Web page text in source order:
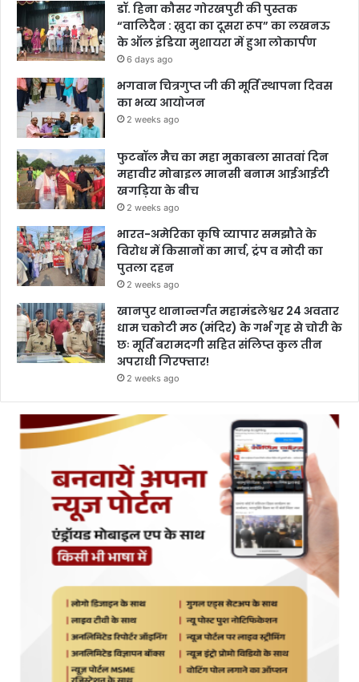
डॉ. हिना कौसर गोरखपुरी की पुस्तक
“वालिदैन : ख़ुदा का दूसरा रूप” का लखनऊ
के ऑल इंडिया मुशायरा में हुआ लोकार्पण
6 days ago
भगवान चित्रगुप्त जी की मूर्ति स्थापना दिवस
का भव्य आयोजन
2 weeks ago
फुटबॉल मैच का महा मुकाबला सातवां दिन
महावीर मोबाइल मानसी बनाम आईआईटी
खगड़िया के बीच
2 weeks ago
भारत-अमेरिका कृषि व्यापार समझौते के
विरोध में किसानों का मार्च, ट्रंप व मोदी का
पुतला दहन
2 weeks ago
खानपुर थानान्तर्गत महामंडलेश्वर 24 अवतार
धाम चकोटी मठ (मंदिर) के गर्भ गृह से चोरी के
छः मूर्ति बरामदगी सहित संलिप्त कुल तीन
अपराधी गिरफ्तार!
2 weeks ago